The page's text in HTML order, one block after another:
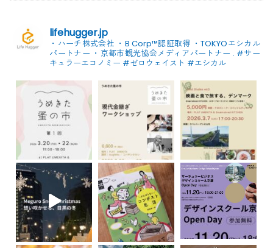
lifehugger.jp
・ハーチ株式会社 ・B Corp™認証取得 ・TOKYOエシカル
パートナー ・京都市観光協会メディアパートナー . #サー
キュラーエコノミー #ゼロウェイスト #エシカル